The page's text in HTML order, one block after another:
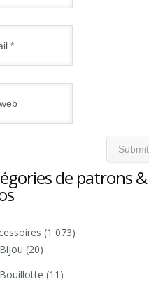
de patrons &
(1 073)
Bijou (20)
Bouillotte (11)